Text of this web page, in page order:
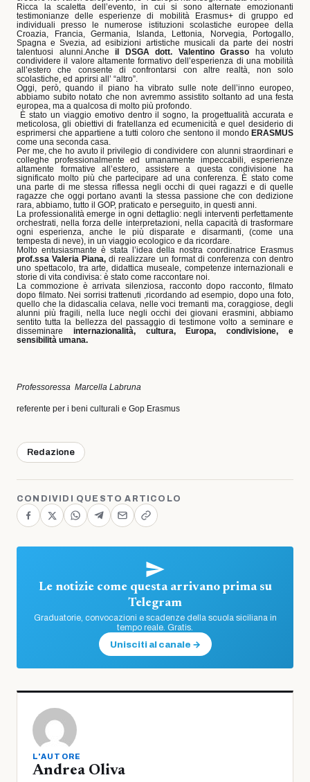
Ricca la scaletta dell’evento, in cui si sono alternate emozionanti
testimonianze delle esperienze di mobilità Erasmus+ di gruppo ed
individuali presso le numerose istituzioni scolastiche europee della
Croazia, Francia, Germania, Islanda, Lettonia, Norvegia, Portogallo,
Spagna e Svezia, ad esibizioni artistiche musicali da parte dei nostri
talentuosi alunni.Anche il DSGA dott. Valentino Grasso ha voluto
condividere il valore altamente formativo dell’esperienza di una mobilità
all’estero che consente di confrontarsi con altre realtà, non solo
scolastiche, ed aprirsi all’ “altro”.
Oggi, però, quando il piano ha vibrato sulle note dell’inno europeo,
abbiamo subito notato che non avremmo assistito soltanto ad una festa
europea, ma a qualcosa di molto più profondo.
È stato un viaggio emotivo dentro il sogno, la progettualità accurata e
meticolosa, gli obiettivi di fratellanza ed ecumenicità e quel desiderio di
esprimersi che appartiene a tutti coloro che sentono il mondo ERASMUS
come una seconda casa.
Per me, che ho avuto il privilegio di condividere con alunni straordinari e
colleghe professionalmente ed umanamente impeccabili, esperienze
altamente formative all’estero, assistere a questa condivisione ha
significato molto più che partecipare ad una conferenza. È stato come
una parte di me stessa riflessa negli occhi di quei ragazzi e di quelle
ragazze che oggi portano avanti la stessa passione che con dedizione
rara, abbiamo, tutto il GOP, praticato e perseguito, in questi anni.
La professionalità emerge in ogni dettaglio: negli interventi perfettamente
orchestrati, nella forza delle interpretazioni, nella capacità di trasformare
ogni esperienza, anche le più disparate e disarmanti, (come una
tempesta di neve), in un viaggio ecologico e da ricordare.
Molto entusiasmante è stata l’idea della nostra coordinatrice Erasmus
prof.ssa Valeria Piana, di realizzare un format di conferenza con dentro
uno spettacolo, tra arte, didattica museale, competenze internazionali e
storie di vita condivisa: è stato come raccontare noi.
La commozione è arrivata silenziosa, racconto dopo racconto, filmato
dopo filmato. Nei sorrisi trattenuti ,ricordando ad esempio, dopo una foto,
quello che la didascalia celava, nelle voci tremanti ma, coraggiose, degli
alunni più fragili, nella luce negli occhi dei giovani erasmini, abbiamo
sentito tutta la bellezza del passaggio di testimone volto a seminare e
disseminare internazionalità, cultura, Europa, condivisione, e
sensibilità umana.
Professoressa Marcella Labruna
referente per i beni culturali e Gop Erasmus
Redazione
CONDIVIDI QUESTO ARTICOLO
Le notizie come questa arrivano prima su
Telegram
Graduatorie, convocazioni e scadenze della scuola siciliana in
tempo reale. Gratis.
Unisciti al canale →
L'AUTORE
Andrea Oliva